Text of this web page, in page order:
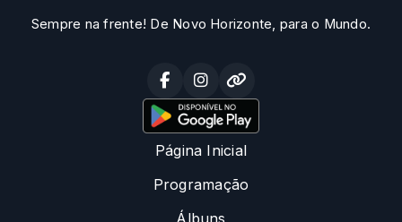
Sempre na frente! De Novo Horizonte, para o Mundo.
Página Inicial
Programação
Álbuns